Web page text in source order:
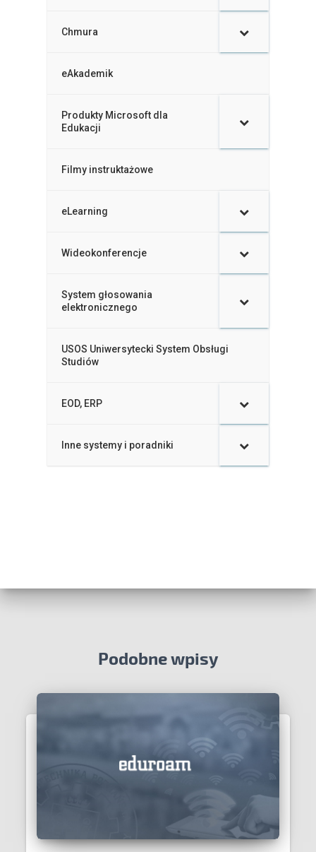
Chmura
eAkademik
Produkty Microsoft dla
Edukacji
–
Filmy instruktażowe
–
eLearning
–
Wideokonferencje
–
System głosowania
elektronicznego
–
USOS Uniwersytecki System Obsługi
Studiów
–
EOD, ERP
–
Inne systemy i poradniki
–
Podobne wpisy